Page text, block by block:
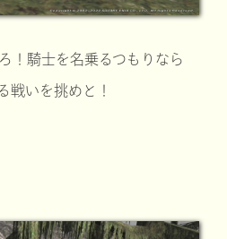
！騎士を名乗るつもりなら
戦いを挑めと！